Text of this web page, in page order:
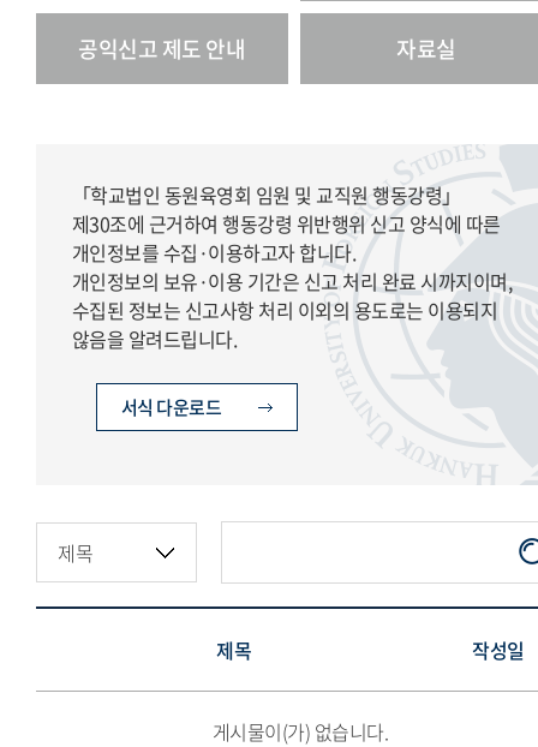
공익신고 제도 안내 자료실
「학교법인 동원육영회 임원 및 교직원 행동강령」
제30조에 근거하여 행동강령 위반행위 신고 양식에 따른
개인정보를 수집·이용하고자 합니다.
개인정보의 보유·이용 기간은 신고 처리 완료 시까지이며,
수집된 정보는 신고사항 처리 이외의 용도로는 이용되지
않음을 알려드립니다.
서식 다운로드
제목 작성일
게시물이(가) 없습니다.